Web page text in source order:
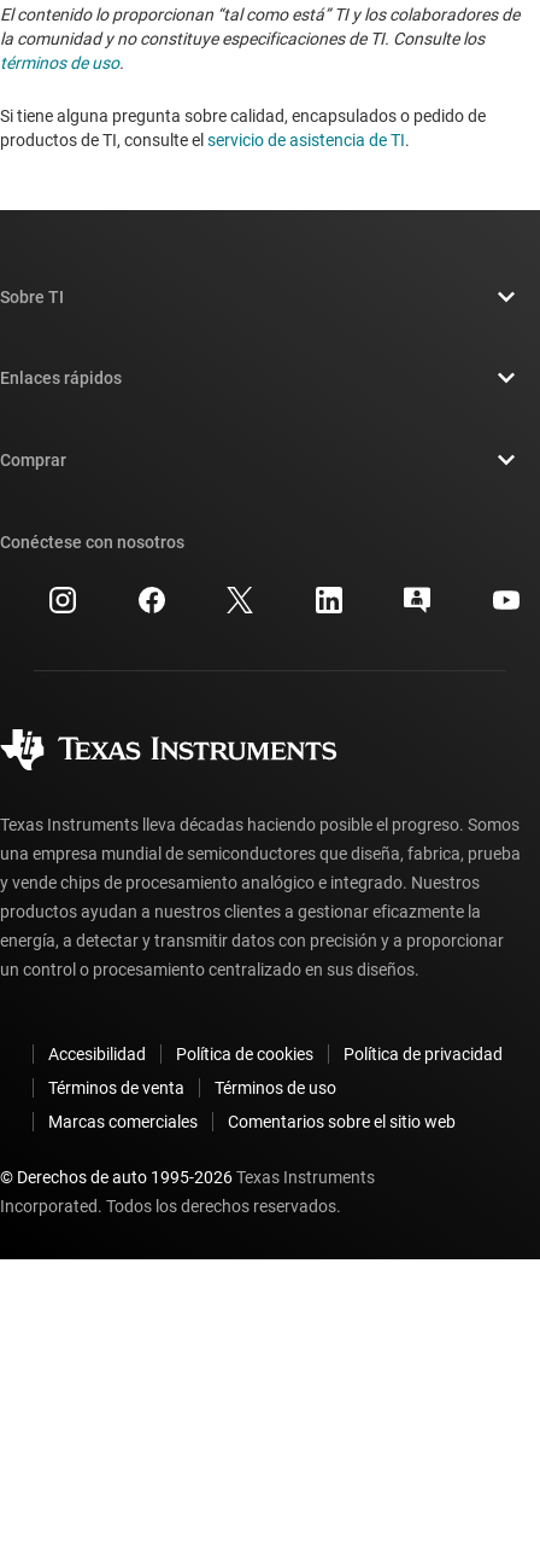
El contenido lo proporcionan “tal como está” TI y los colaboradores de
la comunidad y no constituye especificaciones de TI. Consulte los
términos de uso.
Si tiene alguna pregunta sobre calidad, encapsulados o pedido de
productos de TI, consulte el servicio de asistencia de TI. ​​​​​​​​​​​​​​
Sobre TI
Sala de redacción
Relaciones con los inversionistas
Fabricación
Enlaces rápidos
Búsqueda de referencias cruzadas
Centro de atención al cliente
Preguntas frecuentes sobre la cuenta myTI
Comprar
Preguntas frecuentes sobre pedidos
Conéctese con nosotros
Texas Instruments lleva décadas haciendo posible el progreso. Somos
una empresa mundial de semiconductores que diseña, fabrica, prueba
y vende chips de procesamiento analógico e integrado. Nuestros
productos ayudan a nuestros clientes a gestionar eficazmente la
energía, a detectar y transmitir datos con precisión y a proporcionar
un control o procesamiento centralizado en sus diseños.
Accesibilidad Política de cookies
Política de privacidad
Términos de venta
Términos de uso
Marcas comerciales
Comentarios sobre el sitio web
© Derechos de auto 1995-2026Texas Instruments
Incorporated. Todos los derechos reservados.